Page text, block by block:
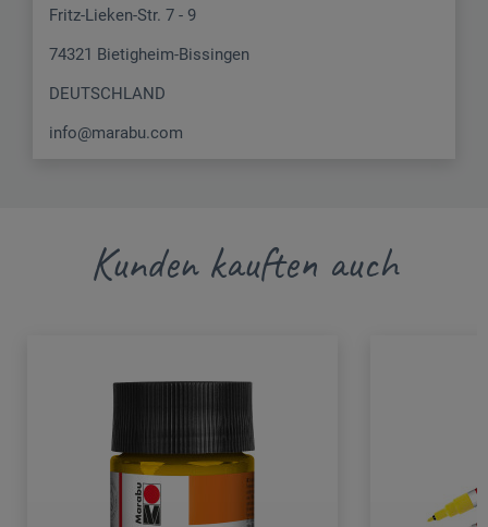
Fritz-Lieken-Str. 7 - 9
74321 Bietigheim-Bissingen
DEUTSCHLAND
info@marabu.com
Kunden kauften auch